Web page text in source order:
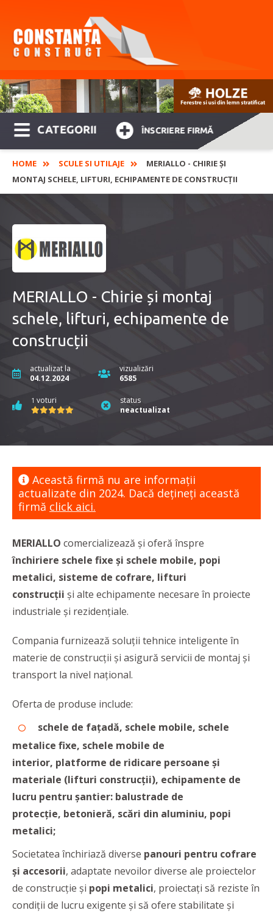
CATEGORII ÎNSCRIERE FIRMĂ
HOME SCULE SI UTILAJE
MERIALLO - CHIRIE ȘI
MONTAJ SCHELE, LIFTURI, ECHIPAMENTE DE CONSTRUCȚII
MERIALLO - Chirie și montaj
schele, lifturi, echipamente de
construcții
actualizat la
04.12.2024
vizualizări
6585
1 voturi
status
neactualizat
Această firmă nu are informaţii
actualizate din 2024. Dacă dețineți această
firmă click aici.
MERIALLO comercializează și oferă înspre
închiriere schele fixe și schele mobile, popi
metalici, sisteme de cofrare, lifturi
construcții și alte echipamente necesare în proiecte
industriale și rezidențiale.
Compania furnizează soluții tehnice inteligente în
materie de construcții și asigură servicii de montaj și
transport la nivel național.
Oferta de produse include:
schele de fațadă, schele mobile, schele
metalice fixe, schele mobile de
interior, platforme de ridicare persoane și
materiale (lifturi construcții), echipamente de
lucru pentru șantier: balustrade de
protecție, betonieră, scări din aluminiu, popi
metalici;
Societatea închiriază diverse panouri pentru cofrare
și accesorii, adaptate nevoilor diverse ale proiectelor
de construcție și popi metalici, proiectați să reziste în
condiții de lucru exigente și să ofere stabilitate și